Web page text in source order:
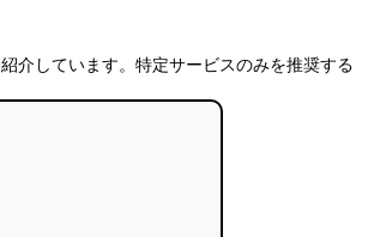
介しています。特定サービスのみを推奨する